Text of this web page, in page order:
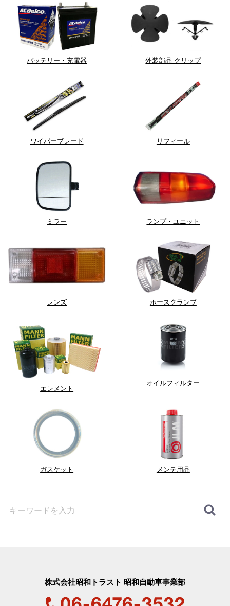
バッテリー・充電器 外装部品 クリップ
ワイパーブレード リフィール
ミラー ランプ・ユニット
レンズ ホースクランプ
エレメント
オイルフィルター
ガスケット メンテ用品
株式会社昭和トラスト 昭和自動車事業部